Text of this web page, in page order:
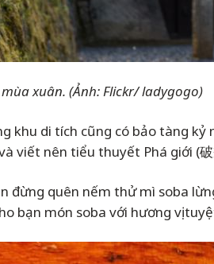
xuân. (Ảnh: Flickr/ ladygogo)
khu di tích cũng có bảo tàng
viết nên tiểu thuyết Phá giới
đừng quên nếm thử mì soba
bạn món soba với hương vị